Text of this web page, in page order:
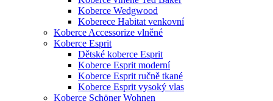
Koberce Wedgwood
Koberece Habitat venkovní
Koberce Accessorize vlněné
Koberce Esprit
Dětské koberce Esprit
Koberce Esprit moderní
Koberce Esprit ručně tkané
Koberce Esprit vysoký vlas
Koberce Schöner Wohnen